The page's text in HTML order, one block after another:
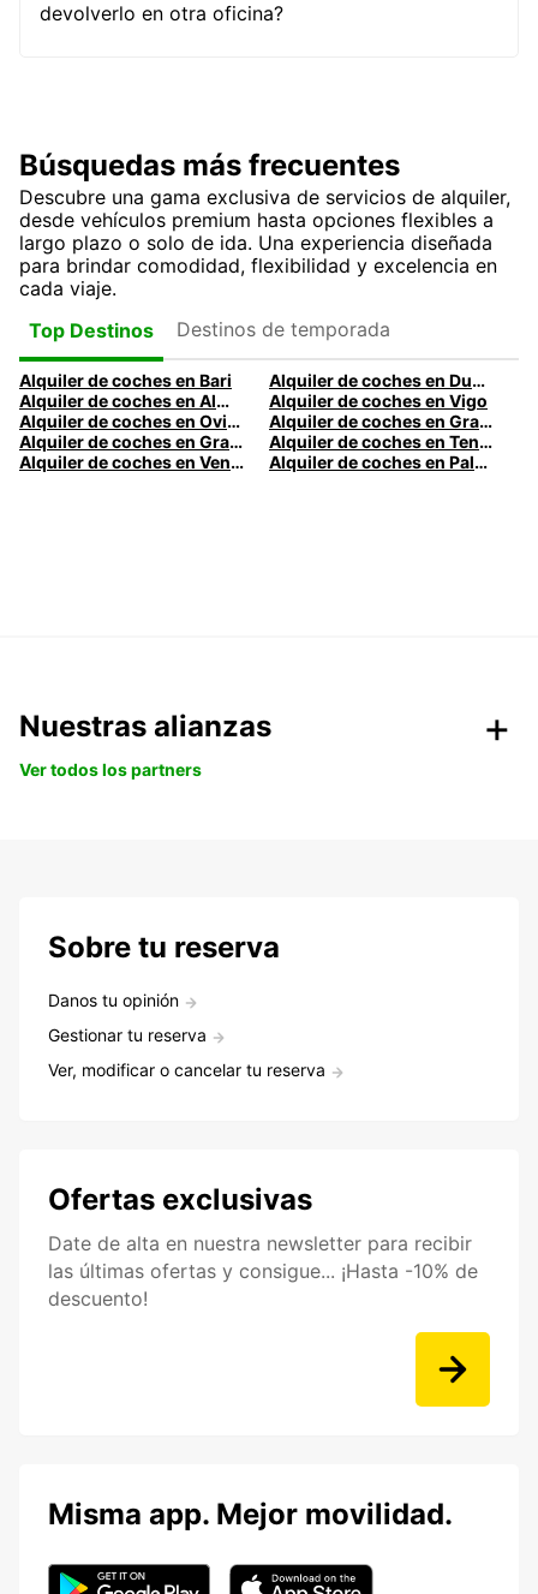
devolverlo en otra oficina?
Búsquedas más frecuentes
Descubre una gama exclusiva de servicios de alquiler,
desde vehículos premium hasta opciones flexibles a
largo plazo o solo de ida. Una experiencia diseñada
para brindar comodidad, flexibilidad y excelencia en
cada viaje.
Top Destinos
Destinos de temporada
Alquiler de coches en Bari
Alquiler de coches en Dublín
Alquiler de coches en Almería
Alquiler de coches en Vigo
Alquiler de coches en Oviedo
Alquiler de coches en Granada
Alquiler de coches en Gran Canaria
Alquiler de coches en Tenerife
Alquiler de coches en Venecia
Alquiler de coches en Palermo
Nuestras alianzas
Ver todos los partners
Sobre tu reserva
Danos tu opinión
Gestionar tu reserva
Ver, modificar o cancelar tu reserva
Ofertas exclusivas
Date de alta en nuestra newsletter para recibir
las últimas ofertas y consigue... ¡Hasta -10% de
descuento!
Misma app. Mejor movilidad.